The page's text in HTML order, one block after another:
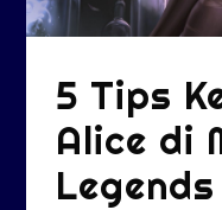
5 Tips
Alice di
Legends